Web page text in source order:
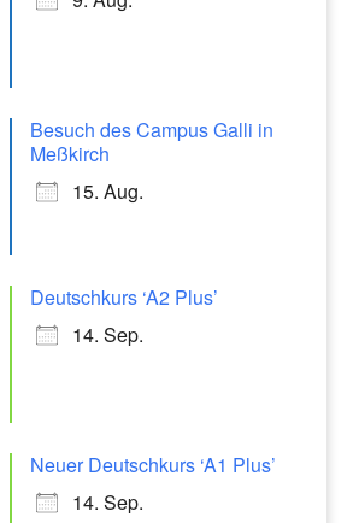
Besuch des Campus Galli in
Meßkirch
15. Aug.
Deutschkurs ‘A2 Plus’
14. Sep.
Neuer Deutschkurs ‘A1 Plus’
14. Sep.